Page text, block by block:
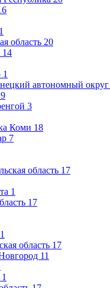
1
область 20
14
1
автономный округ
9
3
Коми 18
7
область 17
1
17
1
область 17
11
1